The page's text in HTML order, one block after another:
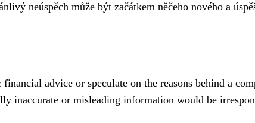
neúspěch může být začátkem něčeho nového a
advice or speculate on the reasons behind a
inaccurate or misleading information would be